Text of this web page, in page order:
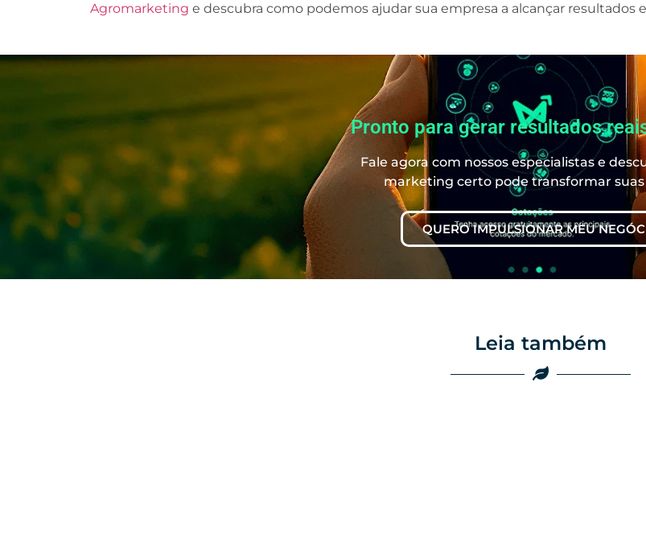
Agromarketing e descubra como podemos ajudar sua empresa a alcançar resultados
Pronto para gerar resultados
Fale agora com nossos especialistas e
marketing certo pode transformar suas
QUERO IMPULSIONAR MEU
Leia também